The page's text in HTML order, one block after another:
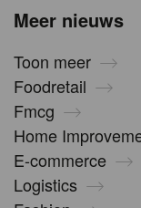
Meer nieuws
Toon meer
Foodretail
Fmcg
Home
E-commerce
Logistics